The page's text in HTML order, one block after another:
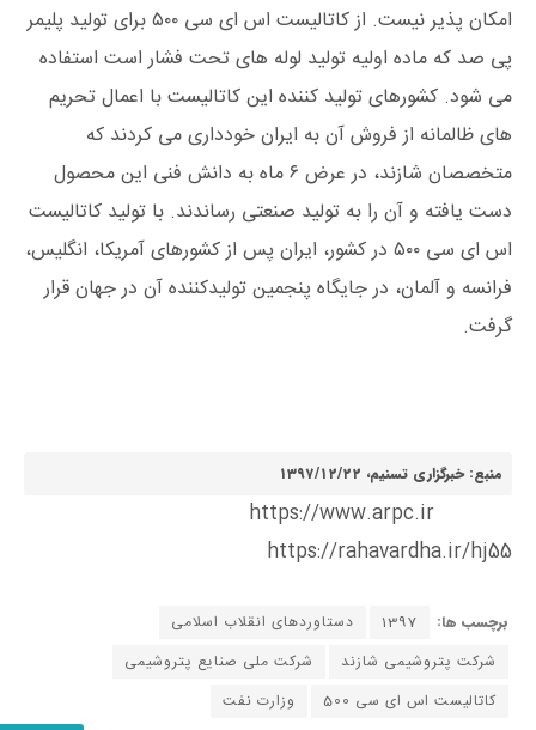
امکان پذیر نیست. از کاتالیست اس ای سی ۵۰۰ برای تولید پلیمر
پی صد که ماده اولیه تولید لوله های تحت فشار است استفاده
می شود. کشورهای تولید کننده این کاتالیست با اعمال تحریم
های ظالمانه از فروش آن به ایران خودداری می کردند که
متخصصان شازند، در عرض ۶ ماه به دانش فنی این محصول
دست یافته و آن را به تولید صنعتی رساندند. با تولید کاتالیست
اس ای سی ۵۰۰ در کشور، ایران پس از کشورهای آمریکا، انگلیس،
فرانسه و آلمان، در جایگاه پنجمین تولیدکننده آن در جهان قرار
گرفت.
منبع: خبرگزاری تسنیم، ۱۳۹۷/۱۲/۲۲
https://www.arpc.ir
https://rahavardha.ir/hj55
برچسب ها: 1397
دستاوردهای انقلاب اسلامی
شرکت پتروشیمی شازند
شرکت ملی صنایع پتروشیمی
کاتالیست اس ای سی 500
وزارت نفت